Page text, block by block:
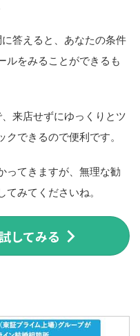
答えると、あなたの条件
ルをみることができるも
来店せずにゆっくりとツ
できるので便利です。
ってきますが、無理な勧
みてくださいね。
してみる